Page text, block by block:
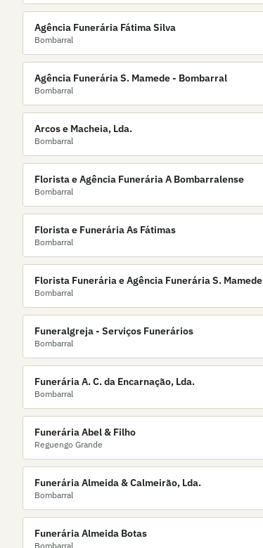
Agência Funerária Fátima Silva
Bombarral
Agência Funerária S. Mamede - Bombarral
Bombarral
Arcos e Macheia, Lda.
Bombarral
Florista e Agência Funerária A Bombarralense
Bombarral
Florista e Funerária As Fátimas
Bombarral
Florista Funerária e Agência Funerária S. Mamede
Bombarral
Funeralgreja - Serviços Funerários
Bombarral
Funerária A. C. da Encarnação, Lda.
Bombarral
Funerária Abel & Filho
Reguengo Grande
Funerária Almeida & Calmeirão, Lda.
Bombarral
Funerária Almeida Botas
Bombarral